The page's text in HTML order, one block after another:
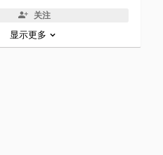
关注
显示更多